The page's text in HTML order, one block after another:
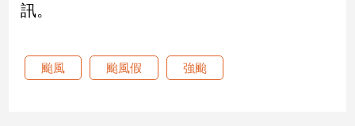
築/
設
計
訊。
颱風 颱風假 強颱